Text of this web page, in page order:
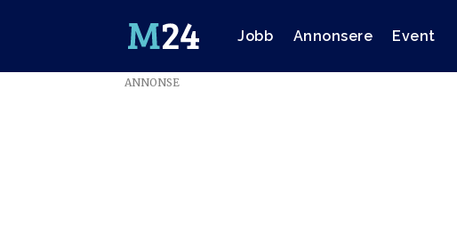
Jobb Annonsere Event
ANNONSE